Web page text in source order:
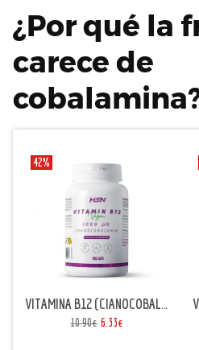
¿Por qué la
carece de
42%
VITAMINA B12 (CIANOCOBALAMINA) 1000mcg
10.90€ 6.33€